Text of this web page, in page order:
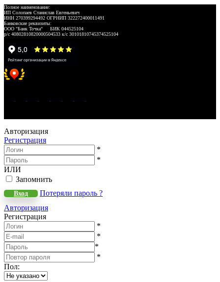
Полное наименование:
ИП Солопаев Станислав Евгеньевич
ИНН 270399294492 ОГРНИП 322272400011491
Банковские реквизиты:
ООО "Банк Точка" БИК 044525104
р/с 40802810820000504533 к/с 30101810745374525104
Авторизация
Регистрация
*
*
ИЛИ
Запомнить
Вход
Потеряли пароль ?
Авторизация
Регистрация
*
*
*
*
Пол: